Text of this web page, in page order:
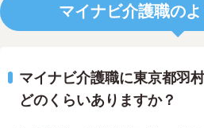
マイナビ介護職の
マイナビ介護職に東京都羽
どのくらいありますか？